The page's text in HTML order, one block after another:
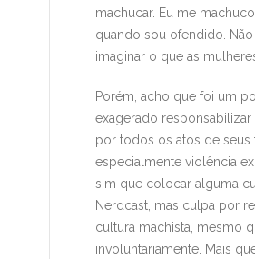
machucar. Eu me
quando sou ofendido.
imaginar o que as
Porém, acho que foi um
exagerado
por todos os atos de seus
especialmente violência
sim que colocar alguma
Nerdcast, mas culpa por
cultura machista, mesmo
involuntariamente. Mais